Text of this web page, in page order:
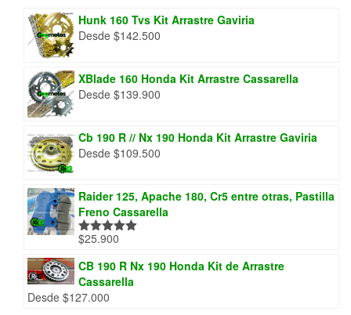
Hunk 160 Tvs Kit Arrastre Gaviria
Desde $142.500
XBlade 160 Honda Kit Arrastre Cassarella
Desde $139.900
Cb 190 R // Nx 190 Honda Kit Arrastre Gaviria
Desde $109.500
Raider 125, Apache 180, Cr5 entre otras, Pastilla
Freno Cassarella
Valorado
5
$25.900
CB 190 R Nx 190 Honda Kit de Arrastre
Cassarella
Desde $127.000